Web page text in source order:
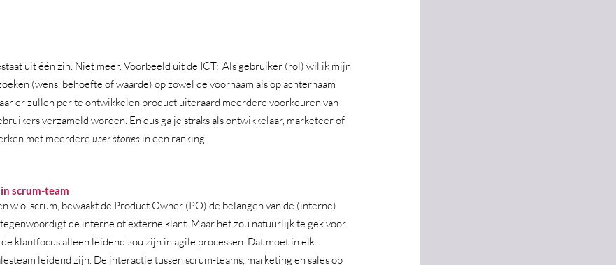
uit één zin. Niet meer. Voorbeeld uit de ICT: ‘Als gebruiker (rol) wil ik mijn
(wens, behoefte of waarde) op zowel de voornaam als op achternaam
er zullen per te ontwikkelen product uiteraard meerdere voorkeuren van
verzameld worden. En dus ga je straks als ontwikkelaar, marketeer of
met meerdere user stories in een ranking.
scrum-team
w.o. scrum, bewaakt de Product Owner (PO) de belangen van de (interne)
de interne of externe klant. Maar het zou natuurlijk te gek voor
klantfocus alleen leidend zou zijn in agile processen. Dat moet in elk
leidend zijn. De interactie tussen scrum-teams, marketing en sales op